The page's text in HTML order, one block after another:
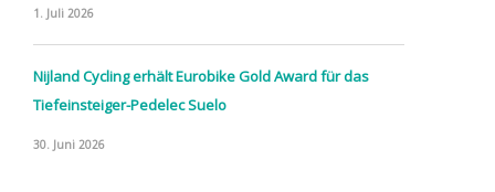
1. Juli 2026
Nijland Cycling erhält Eurobike Gold Award für das
Tiefeinsteiger-Pedelec Suelo
30. Juni 2026